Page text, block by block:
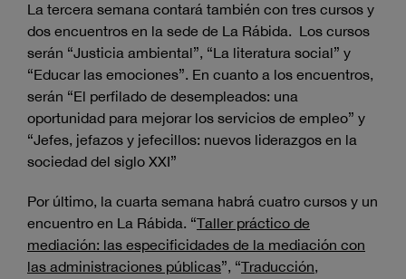
La tercera semana contará también con tres cursos y
dos encuentros en la sede de La Rábida. Los cursos
serán “Justicia ambiental”, “La literatura social” y
“Educar las emociones”. En cuanto a los encuentros,
serán “El perfilado de desempleados: una
oportunidad para mejorar los servicios de empleo” y
“Jefes, jefazos y jefecillos: nuevos liderazgos en la
sociedad del siglo XXI”
Por último, la cuarta semana habrá cuatro cursos y un
encuentro en La Rábida. “Taller práctico de
mediación: las especificidades de la mediación con
las administraciones públicas”, “Traducción,